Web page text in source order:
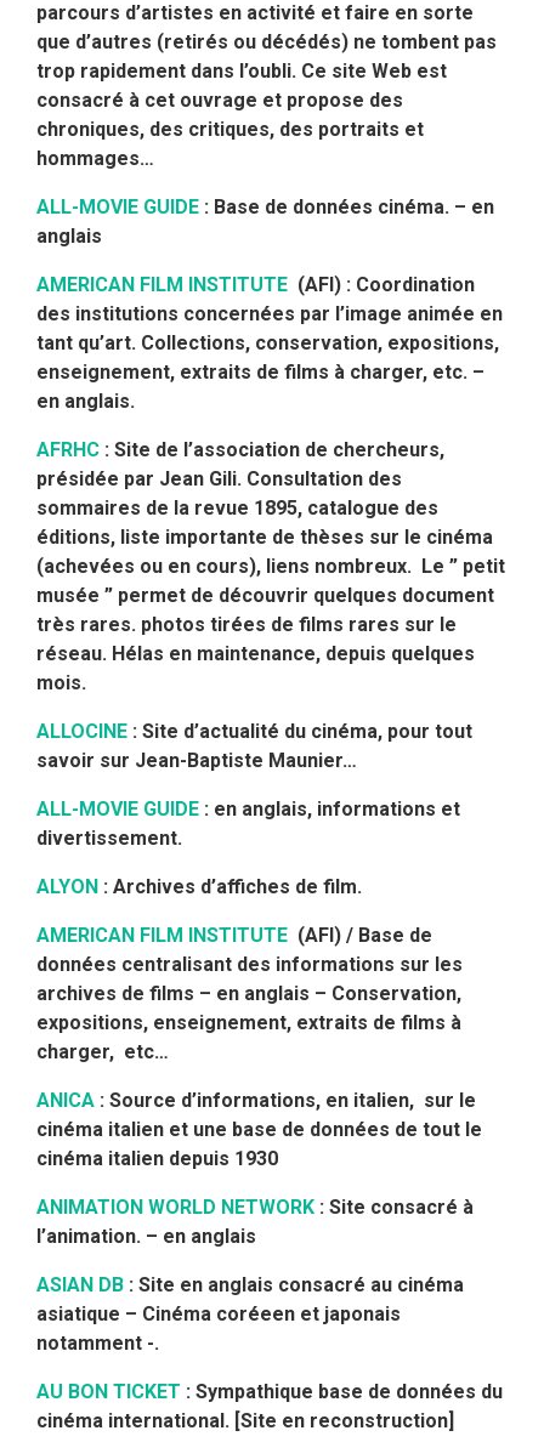
parcours d’artistes en activité et faire en sorte
que d’autres (retirés ou décédés) ne tombent pas
trop rapidement dans l’oubli. Ce site Web est
consacré à cet ouvrage et propose des
chroniques, des critiques, des portraits et
hommages…
ALL-MOVIE GUIDE : Base de données cinéma. – en
anglais
AMERICAN FILM INSTITUTE (AFI) : Coordination
des institutions concernées par l’image animée en
tant qu’art. Collections, conservation, expositions,
enseignement, extraits de films à charger, etc. –
en anglais.
AFRHC : Site de l’association de chercheurs,
présidée par Jean Gili. Consultation des
sommaires de la revue 1895, catalogue des
éditions, liste importante de thèses sur le cinéma
(achevées ou en cours), liens nombreux. Le ” petit
musée ” permet de découvrir quelques document
très rares. photos tirées de films rares sur le
réseau. Hélas en maintenance, depuis quelques
mois.
ALLOCINE : Site d’actualité du cinéma, pour tout
savoir sur Jean-Baptiste Maunier…
ALL-MOVIE GUIDE : en anglais, informations et
divertissement.
ALYON : Archives d’affiches de film.
AMERICAN FILM INSTITUTE (AFI) / Base de
données centralisant des informations sur les
archives de films – en anglais – Conservation,
expositions, enseignement, extraits de films à
charger, etc…
ANICA : Source d’informations, en italien, sur le
cinéma italien et une base de données de tout le
cinéma italien depuis 1930
ANIMATION WORLD NETWORK : Site consacré à
l’animation. – en anglais
ASIAN DB : Site en anglais consacré au cinéma
asiatique – Cinéma coréeen et japonais
notamment -.
AU BON TICKET : Sympathique base de données du
cinéma international. [Site en reconstruction]